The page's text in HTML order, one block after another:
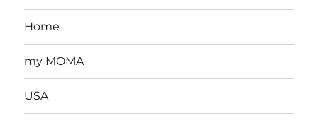
Home
my MOMA
USA